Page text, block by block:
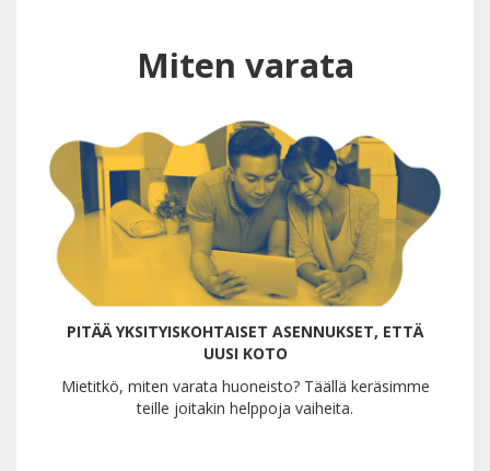
Miten varata
PITÄÄ YKSITYISKOHTAISET ASENNUKSET, ETTÄ
UUSI KOTO
Mietitkö, miten varata huoneisto? Täällä keräsimme
teille joitakin helppoja vaiheita.